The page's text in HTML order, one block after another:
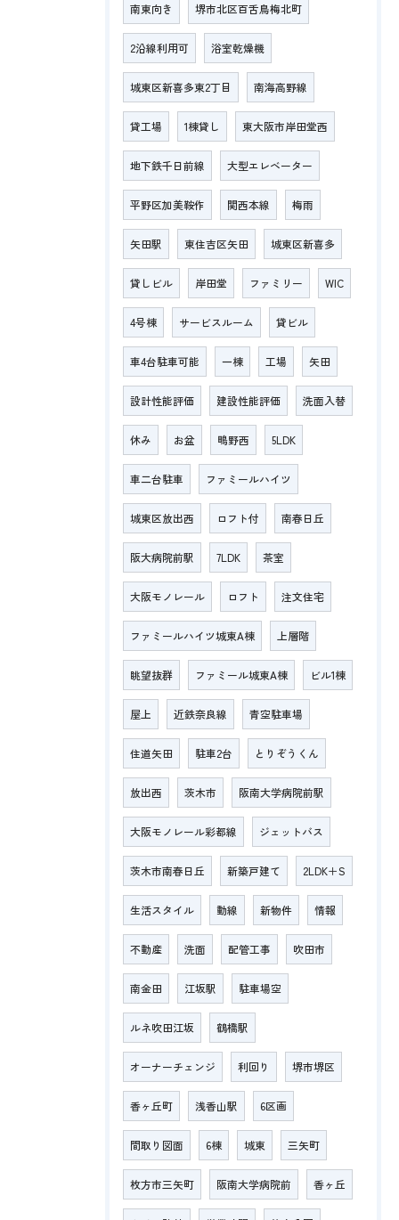
南東向き 堺市北区百舌鳥梅北町
2沿線利用可 浴室乾燥機
城東区新喜多東2丁目 南海高野線
貸工場 1棟貸し 東大阪市岸田堂西
地下鉄千日前線 大型エレベーター
平野区加美鞍作 関西本線 梅雨
矢田駅 東住吉区矢田 城東区新喜多
貸しビル 岸田堂 ファミリー WIC
4号棟 サービスルーム 貸ビル
車4台駐車可能 一棟 工場 矢田
設計性能評価 建設性能評価 洗面入替
休み お盆 鴫野西 5LDK
車二台駐車 ファミールハイツ
城東区放出西 ロフト付 南春日丘
阪大病院前駅 7LDK 茶室
大阪モノレール ロフト 注文住宅
ファミールハイツ城東A棟 上層階
眺望抜群 ファミール城東A棟 ビル1棟
屋上 近鉄奈良線 青空駐車場
住道矢田 駐車2台 とりぞうくん
放出西 茨木市 阪南大学病院前駅
大阪モノレール彩都線 ジェットバス
茨木市南春日丘 新築戸建て 2LDK＋S
生活スタイル 動線 新物件 情報
不動産 洗面 配管工事 吹田市
南金田 江坂駅 駐車場空
ルネ吹田江坂 鶴橋駅
オーナーチェンジ 利回り 堺市堺区
香ヶ丘町 浅香山駅 6区画
間取り図面 6棟 城東 三矢町
枚方市三矢町 阪南大学病院前 香ヶ丘